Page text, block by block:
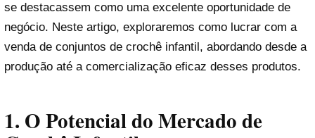
se destacassem como uma excelente oportunidade de
negócio. Neste artigo, exploraremos como lucrar com a
venda de conjuntos de crochê infantil, abordando desde a
produção até a comercialização eficaz desses produtos.
1. O Potencial do Mercado de